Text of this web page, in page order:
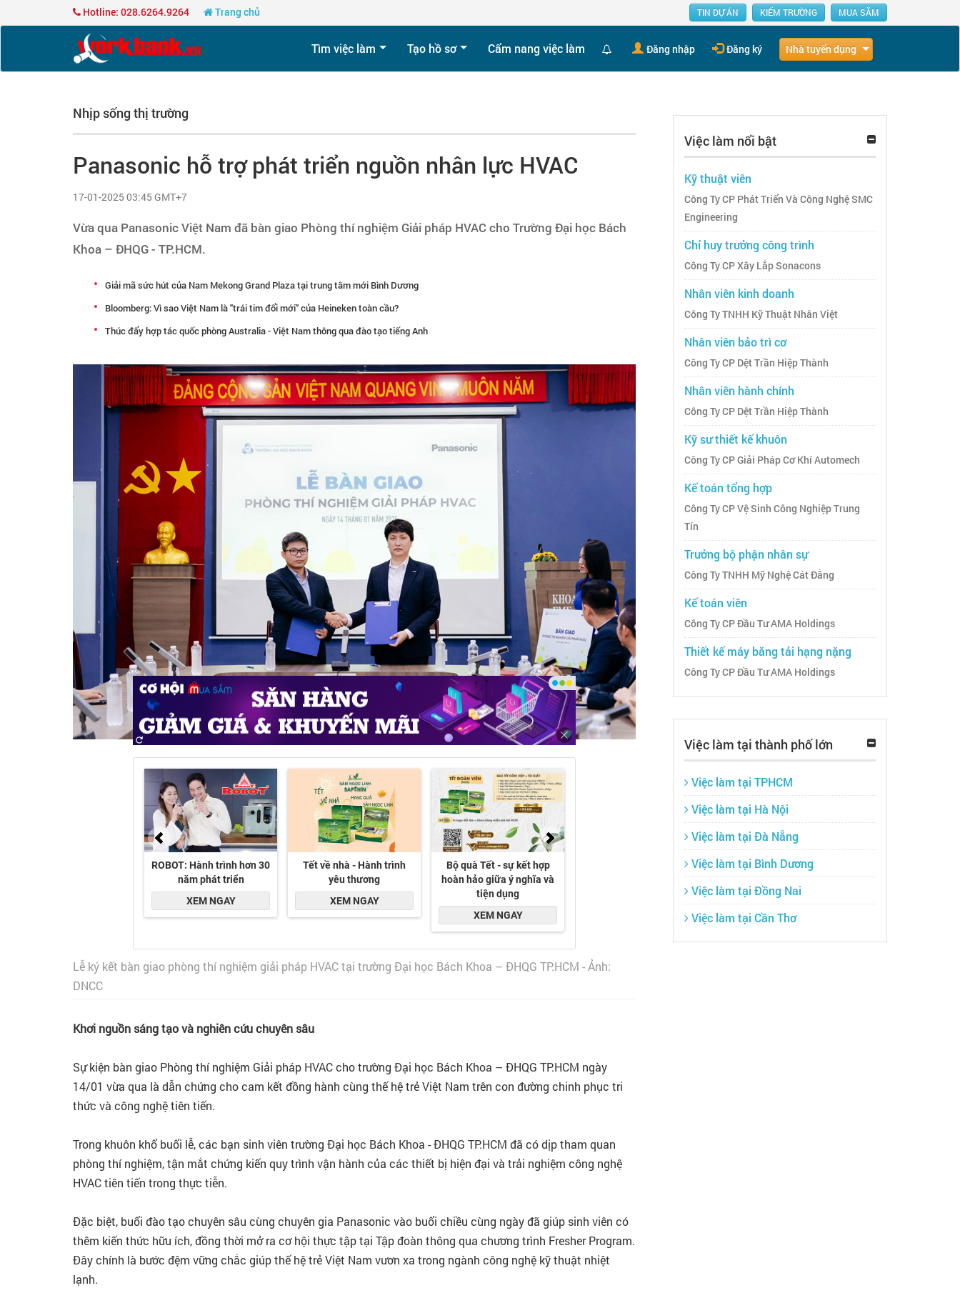
Hotline: 028.6264.9264 Trang chủ TIN DỰ ÁN KIẾM TRƯỜNG MUA SẮM
Tìm việc làm Tạo hồ sơ Cẩm nang việc làm Đăng nhập Đăng ký Nhà tuyển dụng
Nhịp sống thị trường
Panasonic hỗ trợ phát triển nguồn nhân lực HVAC
17-01-2025 03:45 GMT+7
Vừa qua Panasonic Việt Nam đã bàn giao Phòng thí nghiệm Giải pháp HVAC cho Trường Đại học Bách
Khoa – ĐHQG - TP.HCM.
Giải mã sức hút của Nam Mekong Grand Plaza tại trung tâm mới Bình Dương
Bloomberg: Vì sao Việt Nam là "trái tim đổi mới" của Heineken toàn cầu?
Thúc đẩy hợp tác quốc phòng Australia - Việt Nam thông qua đào tạo tiếng Anh
Lễ ký kết bàn giao phòng thí nghiệm giải pháp HVAC tại trường Đại học Bách Khoa – ĐHQG TP.HCM - Ảnh:
DNCC
Khơi nguồn sáng tạo và nghiên cứu chuyên sâu
Sự kiện bàn giao Phòng thí nghiệm Giải pháp HVAC cho trường Đại học Bách Khoa – ĐHQG TP.HCM ngày
14/01 vừa qua là dẫn chứng cho cam kết đồng hành cùng thế hệ trẻ Việt Nam trên con đường chinh phục tri
thức và công nghệ tiên tiến.
Trong khuôn khổ buổi lễ, các bạn sinh viên trường Đại học Bách Khoa - ĐHQG TP.HCM đã có dịp tham quan
phòng thí nghiệm, tận mắt chứng kiến quy trình vận hành của các thiết bị hiện đại và trải nghiệm công nghệ
HVAC tiên tiến trong thực tiễn.
Đặc biệt, buổi đào tạo chuyên sâu cùng chuyên gia Panasonic vào buổi chiều cùng ngày đã giúp sinh viên có
thêm kiến thức hữu ích, đồng thời mở ra cơ hội thực tập tại Tập đoàn thông qua chương trình Fresher Program.
Đây chính là bước đệm vững chắc giúp thế hệ trẻ Việt Nam vươn xa trong ngành công nghệ kỹ thuật nhiệt
lạnh.
Việc làm nổi bật
Kỹ thuật viên
Công Ty CP Phát Triển Và Công Nghệ SMC
Engineering
Chỉ huy trưởng công trình
Công Ty CP Xây Lắp Sonacons
Nhân viên kinh doanh
Công Ty TNHH Kỹ Thuật Nhân Việt
Nhân viên bảo trì cơ
Công Ty CP Dệt Trần Hiệp Thành
Nhân viên hành chính
Công Ty CP Dệt Trần Hiệp Thành
Kỹ sư thiết kế khuôn
Công Ty CP Giải Pháp Cơ Khí Automech
Kế toán tổng hợp
Công Ty CP Vệ Sinh Công Nghiệp Trung
Tín
Trưởng bộ phận nhân sự
Công Ty TNHH Mỹ Nghệ Cát Đằng
Kế toán viên
Công Ty CP Đầu Tư AMA Holdings
Thiết kế máy băng tải hạng nặng
Công Ty CP Đầu Tư AMA Holdings
Việc làm tại thành phố lớn
Việc làm tại TPHCM
Việc làm tại Hà Nội
Việc làm tại Đà Nẵng
Việc làm tại Bình Dương
Việc làm tại Đồng Nai
Việc làm tại Cần Thơ